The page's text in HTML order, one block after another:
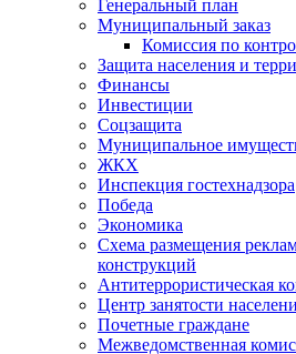
Генеральный план
Муниципальный заказ
Комиссия по
Защита населения и
Финансы
Инвестиции
Соцзащита
Муниципальное
ЖКХ
Инспекция гостехнадзора
Победа
Экономика
Схема размещения
конструкций
Антитеррористическая
Центр занятости
Почетные граждане
Межведомственная